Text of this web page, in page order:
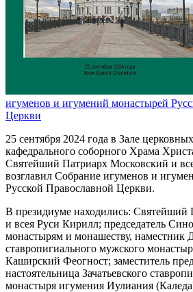
игуменов и игумений монастырей
Церкви
25 сентября 2024 года в Зале
кафедрального соборного Храма
Святейший Патриарх Московский и
возглавил Собрание игуменов и
Русской Православной Церкви.
В президиуме находились: Святейший
и всея Руси Кирилл; председатель
монастырям и монашеству, наместник
ставропигиального мужского
Каширский Феогност; заместитель
настоятельница Зачатьевского
монастыря игумения Иулиания